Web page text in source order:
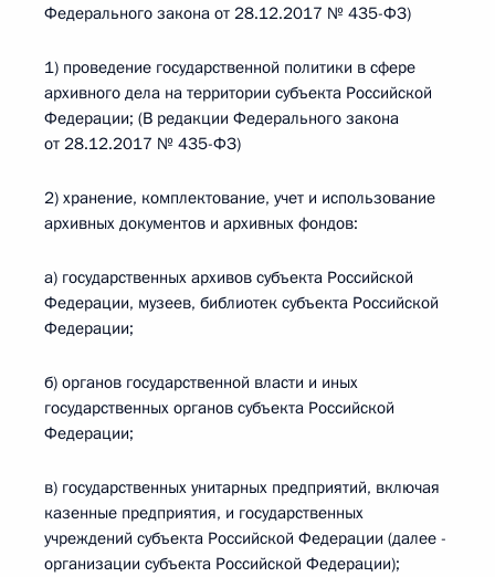
Федерального закона от 28.12.2017 № 435-ФЗ)
1) проведение государственной политики в сфере
архивного дела на территории субъекта Российской
Федерации; (В редакции Федерального закона
от 28.12.2017 № 435-ФЗ)
2) хранение, комплектование, учет и использование
архивных документов и архивных фондов:
а) государственных архивов субъекта Российской
Федерации, музеев, библиотек субъекта Российской
Федерации;
б) органов государственной власти и иных
государственных органов субъекта Российской
Федерации;
в) государственных унитарных предприятий, включая
казенные предприятия, и государственных
учреждений субъекта Российской Федерации (далее -
организации субъекта Российской Федерации);